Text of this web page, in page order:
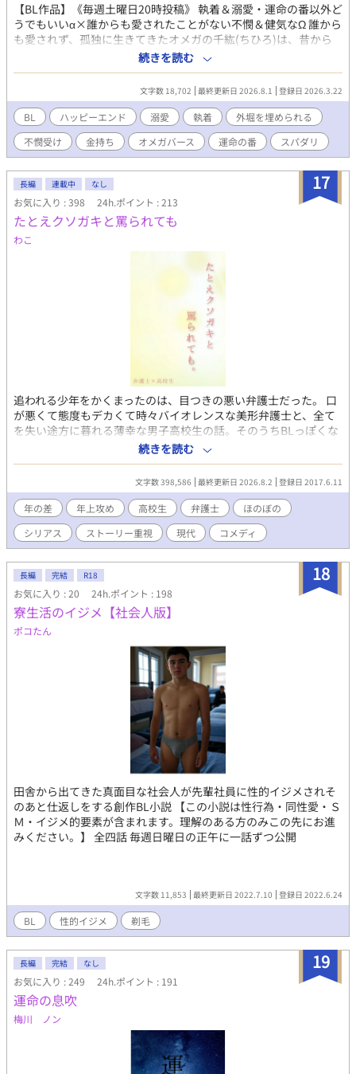
【BL作品】《毎週土曜日20時投稿》 執着＆溺愛・運命の番以外ど
うでもいいα×誰からも愛されたことがない不憫＆健気なΩ 誰から
も愛されず、孤独に生きてきたオメガの千紘(ちひろ)は、昔から
運命の番に憧れがあり、心の支えだった。母親の借金のために上
京し、アルバイトで生活をしながら運命の番との出会いを待ち続
けていたが、出会えなかった。ある日、バイトの先輩からアルフ
ァとオメガが集う、パーティーの招待券を貰う。そこで、運命の
番と出会うが、手の届かない存在だということを知り、諦めてい
たところ、絡んできたアルファから運命の番に助けて貰った。 そ
の後、ダンスに誘われ踊った後、引き止められて発情してしまっ
た。発情期中、優しくしてもらったことに戸惑い、自分には不釣
り合いだと感じて逃げ出してしまう…… 不憫なオメガが運命の番
と出会って溺愛される、シンデレラストーリー♡ ★ハッピーエン
ド作品です ※この作品は、BL作品です。苦手な方はそっと回れ右
してください🙏 ※これは創作物です、都合がいいように解釈させ
ていただくことがありますのでご了承ください🙇‍♂️ ※フィクション
作品です ※誤字脱字は見つけ次第訂正しますが、脳内変換、受け
続きを読む
文字数 18,702 最終更新日 2026.8.1 登録日 2026.3.22
BL ハッピーエンド 溺愛 執着
外堀を埋められる
不憫受け
金持ち オメガバース 運命の番 スパダリ
17
長編 連載中 なし
お気に入り : 398 24h.ポイント : 213
たとえクソガキと罵られても
わこ
追われる少年をかくまったのは、目つきの悪い弁護士だった。 口
が悪くて態度もデカくて時々バイオレンスな美形弁護士と、全て
を失い途方に暮れる薄幸な男子高校生の話。そのうちBLっぽくな
ります。 【作品の無断使用厳禁】 この作品はアルファポリス・エ
ブリスタ以外では公開いたしておりません。 他の創作サイトや動
画サイト等、記載した二箇所以外の媒体で公開されている同一内
容の作品は、文章・音声等の表示方法に関わらず全て無断使用で
す。 人物像や物語の背景、創作の意図をはじめ、無断使用によっ
て作品のイメージが損なわれるリスクが高いことも想定されま
す。 見かけても閲覧・再生等をなさいませんよう、皆様方のご協
力を頂けると幸いです。 タイトルや見出しは差し替えたうえで本
編・本文に同一性が認めらる無断使用のケースもあるため、同様
にご注意くださいませ。 『作品の無断使用禁止・無断転載禁止・
AI学習禁止|アルファポリス及びエブリスタに私自身がわこ名義で
掲載した全作品は、私わこ自身が著作権を有するオリジナル作品
であり、創作物の全部・一部を問わず無断使用の一切をお断りし
ます。』 ※日本の法律や制度を参考にしていますが、まるっと鵜
呑みにすると嘘知識が降り積もるのでご注意ください。 ※この物
語はフィクションです。実在する人物・団体・事件等とは一切関
係ありません。 ※※この物語はフィクションです。現実にはあり
得ないことが起こったりできない事ができちゃったりしてはいけ
ない事をしちゃったりします。 ※エブリスタと重複して投稿して
います。2015年9月から自サイトに載せていたお話です。
続きを読む
文字数 398,586 最終更新日 2026.8.2 登録日 2017.6.11
年の差 年上攻め 高校生 弁護士
ほのぼの
シリアス
ストーリー重視 現代 コメディ
18
長編 完結 R18
お気に入り : 20 24h.ポイント : 198
寮生活のイジメ【社会人版】
ポコたん
田舎から出てきた真面目な社会人が先輩社員に性的イジメされそ
のあと仕返しをする創作BL小説 【この小説は性行為・同性愛・Ｓ
Ｍ・イジメ的要素が含まれます。理解のある方のみこの先にお進
みください。】 全四話 毎週日曜日の正午に一話ずつ公開
文字数 11,853 最終更新日 2022.7.10 登録日 2022.6.24
BL 性的イジメ 剃毛
19
長編 完結 なし
お気に入り : 249 24h.ポイント : 191
運命の息吹
梅川 ノン